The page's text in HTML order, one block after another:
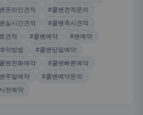
온라인견적
#콜밴견적문의
실시간견적
#콜밴즉시견적
견적 #콜밴예약
#밴예약
약방법
#콜밴당일예약
밴전화예약
#콜밴빠른예약
주말예약
#콜밴예약문의
전예약